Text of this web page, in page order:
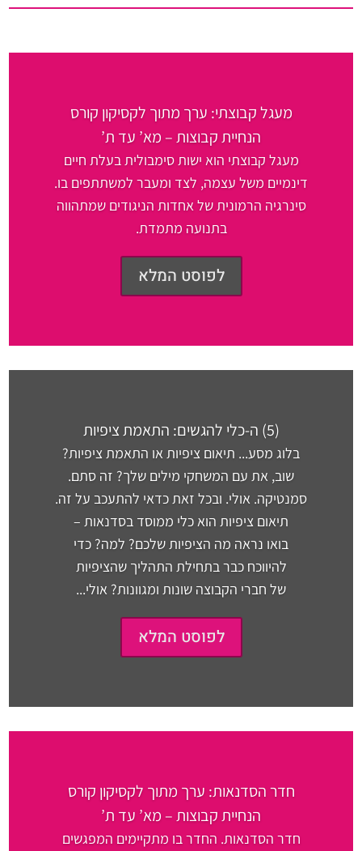
מעגל קבוצתי: ערך מתוך לקסיקון קורס
הנחיית קבוצות – מא’ עד ת’
מעגל קבוצתי הוא ישות סימבולית בעלת חיים
דינמיים משל עצמה, לצד ומעבר למשתתפים בו.
סינרגיה הרמונית של אחדות הניגודים שמתהווה
בתנועה מתמדת.
לפוסט המלא
(5) ה-כלי להגשים: התאמת ציפיות
בלוג מסע... תיאום ציפיות או התאמת ציפיות?
שוב, את עם המשחקי מילים שלך? זה סתם.
סמנטיקה. אולי. ובכל זאת כדאי להתעכב על זה.
תיאום ציפיות הוא כלי ממוסד בסדנאות –
בואו נראה מה הציפיות שלכם? למה? כדי
להיווכח כבר בתחילת התהליך שהציפיות
של חברי הקבוצה שונות ומגוונות? אולי...
לפוסט המלא
חדר הסדנאות: ערך מתוך לקסיקון קורס
הנחיית קבוצות – מא’ עד ת’
חדר הסדנאות. החדר בו מתקיימים המפגשים